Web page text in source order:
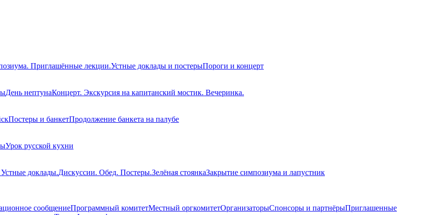
Приглашённые лекции.Устные доклады и постерыПороги и концерт
День нептунаКонцерт. Экскурсия на капитанский мостик. Вечеринка.
Постеры и банкетПродолжение банкета на палубе
Урок русской кухни
доклады.Дискуссии. Обед. Постеры.Зелёная стоянкаЗакрытие симпозиума и лапустник
сообщениеПрограммный комитетМестный оргкомитетОрганизаторыСпонсоры и партнёрыПриглашенные